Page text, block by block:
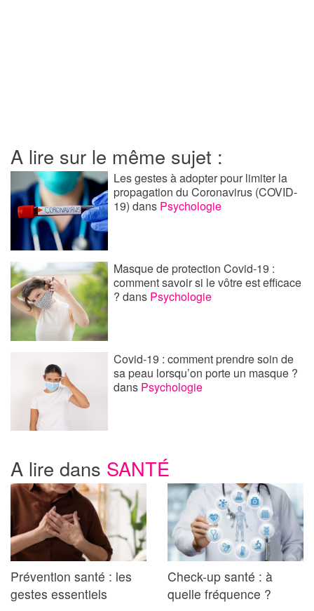
A lire sur le même sujet :
Les gestes à adopter pour limiter la
propagation du Coronavirus (COVID-
19)dans Psychologie
Masque de protection Covid-19 :
comment savoir si le vôtre est efficace
?dans Psychologie
Covid-19 : comment prendre soin de
sa peau lorsqu’on porte un masque ?
dans Psychologie
A lire dans SANTÉ
Prévention santé : les
gestes essentiels
Check-up santé : à
quelle fréquence ?